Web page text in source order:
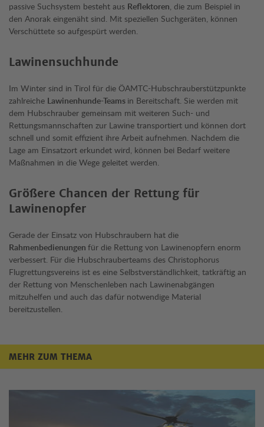
passive Suchsystem besteht aus Reflektoren, die zum Beispiel in
den Anorak eingenäht sind. Mit speziellen Suchgeräten, können
Verschüttete so aufgespürt werden.
Lawinensuchhunde
Im Winter sind in Tirol für die ÖAMTC-Hubschrauberstützpunkte
zahlreiche Lawinenhunde-Teams in Bereitschaft. Sie werden mit
dem Hubschrauber gemeinsam mit weiteren Such- und
Rettungsmannschaften zur Lawine transportiert und können dort
schnell und somit effizient ihre Arbeit aufnehmen. Nachdem die
Lage am Einsatzort erkundet wird, können bei Bedarf weitere
Maßnahmen in die Wege geleitet werden.
Größere Chancen der Rettung für
Lawinenopfer
Gerade der Einsatz von Hubschraubern hat die
Rahmenbedienungen für die Rettung von Lawinenopfern enorm
verbessert. Für die Hubschrauberteams des Christophorus
Flugrettungsvereins ist es eine Selbstverständlichkeit, tatkräftig an
der Rettung von Menschenleben nach Lawinenabgängen
mitzuhelfen und auch das dafür notwendige Material
bereitzustellen.
MEHR ZUM THEMA